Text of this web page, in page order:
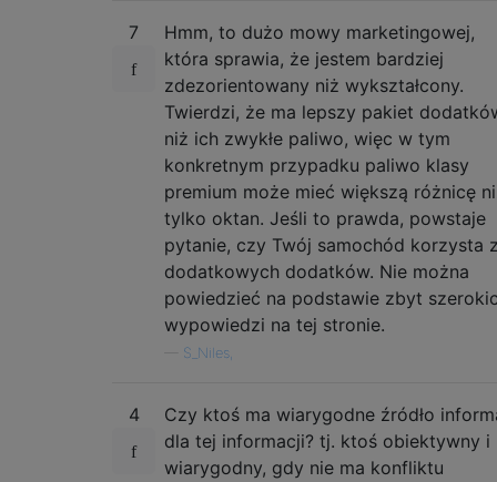
7
Hmm, to dużo mowy marketingowej,
która sprawia, że ​​jestem bardziej
zdezorientowany niż wykształcony.
Twierdzi, że ma lepszy pakiet
niż ich zwykłe paliwo, więc w tym
konkretnym przypadku paliwo klasy
premium może mieć większą różnicę
tylko oktan. Jeśli to prawda, powstaje
pytanie, czy Twój samochód korzysta
dodatkowych dodatków. Nie można
powiedzieć na podstawie zbyt
wypowiedzi na tej stronie.
S_Niles,
4
Czy ktoś ma wiarygodne źródło
dla tej informacji? tj. ktoś obiektywny i
wiarygodny, gdy nie ma konfliktu